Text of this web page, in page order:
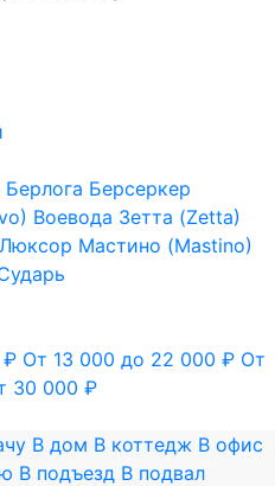
Берлога Берсеркер
Воевода Зетта (Zetta)
Люксор Мастино (Mastino)
₽ От 13 000 до 22 000 ₽ От
30 000 ₽
В дом В коттедж В офис
В подъезд В подвал